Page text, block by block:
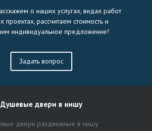
о наших услугах, видах работ
проектах, рассчитаем стоимость и
индивидуальное предложение!
Задать вопрос
Душевые двери в нишу
двери раздвижные в нишу